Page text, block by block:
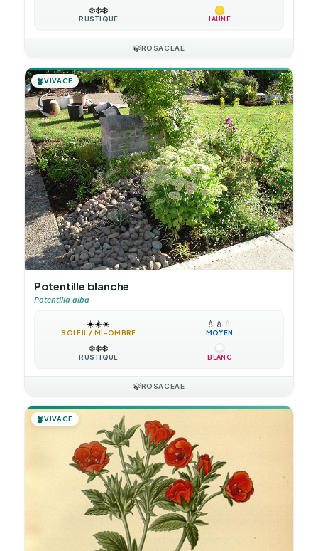
❄️❄️❄️
RUSTIQUE JAUNE
🍃ROSACEAE
🪴VIVACE
Potentille blanche
Potentilla alba
☀️☀️☀️
SOLEIL / MI-OMBRE
💧 💧 💧
MOYEN
❄️❄️❄️
RUSTIQUE BLANC
🍃ROSACEAE
🪴VIVACE